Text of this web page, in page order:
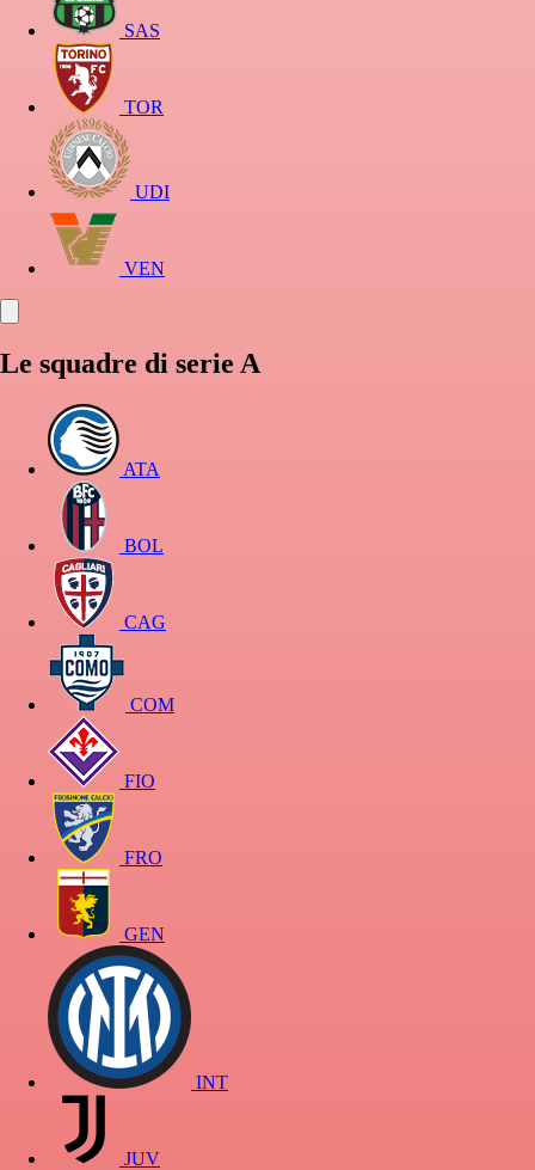
SAS
TOR
UDI
VEN
Le squadre di serie A
ATA
BOL
CAG
COM
FIO
FRO
GEN
INT
JUV